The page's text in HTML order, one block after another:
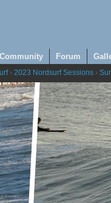
Community Forum
› 2023 Nordsurf Sessions ›